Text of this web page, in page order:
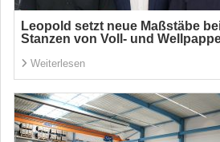
Leopold setzt neue Maßstäbe
Stanzen von Voll- und
Weiterlesen